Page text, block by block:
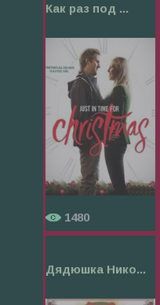
Как раз под ...
1480
Дядюшка Нико...